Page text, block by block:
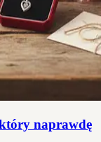
naprawdę